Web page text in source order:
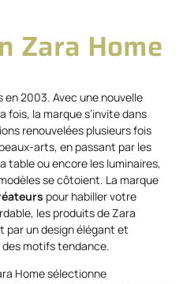
Zara Home
2003. Avec une nouvelle
la marque s’invite dans
renouvelées plusieurs fois
arts, en passant par les
table ou encore les luminaires,
se côtoient. La marque
pour habiller votre
les produits de Zara
par un design élégant et
motifs tendance.
Home sélectionne